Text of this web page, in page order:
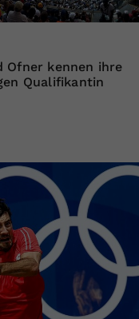
Ofner kennen ihre
Qualifikantin